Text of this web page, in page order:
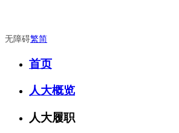
无障碍繁简
首页
人大概览
人大履职